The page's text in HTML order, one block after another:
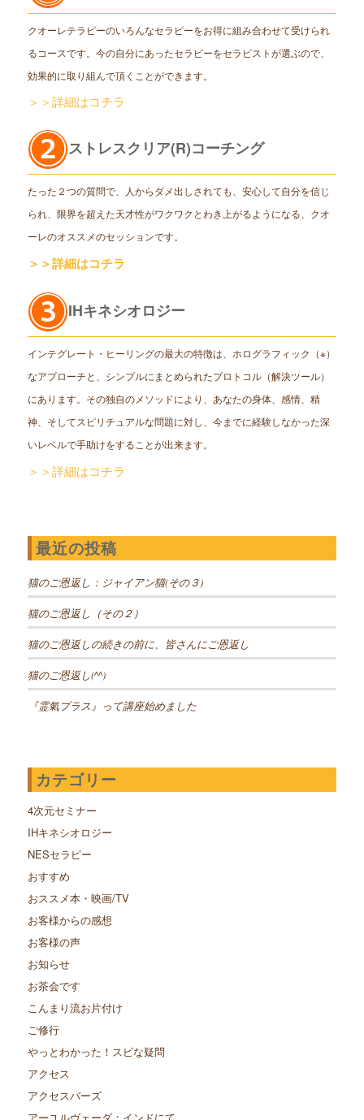
クオーレテラピーのいろんなセラピーをお得に組み合わせて受けられ
るコースです。今の自分にあったセラピーをセラピストが選ぶので、
効果的に取り組んで頂くことができます。
＞＞詳細はコチラ
ストレスクリア(R)コーチング
たった２つの質問で、人からダメ出しされても、安心して自分を信じ
られ、限界を超えた天才性がワクワクとわき上がるようになる、クオ
ーレのオススメのセッションです。
＞＞詳細はコチラ
IHキネシオロジー
インテグレート・ヒーリングの最大の特徴は、ホログラフィック（※）
なアプローチと、シンプルにまとめられたプロトコル（解決ツール）
にあります。その独自のメソッドにより、あなたの身体、感情、精
神、そしてスピリチュアルな問題に対し、今までに経験しなかった深
いレベルで手助けをすることが出来ます。
＞＞詳細はコチラ
最近の投稿
猫のご恩返し：ジャイアン猫(その３)
猫のご恩返し（その２）
猫のご恩返しの続きの前に、皆さんにご恩返し
猫のご恩返し(^^)
『霊氣プラス』って講座始めました
カテゴリー
4次元セミナー
IHキネシオロジー
NESセラピー
おすすめ
おススメ本・映画/TV
お客様からの感想
お客様の声
お知らせ
お茶会です
こんまり流お片付け
ご修行
やっとわかった！スピな疑問
アクセス
アクセスバーズ
アーユルヴェーダ：インドにて